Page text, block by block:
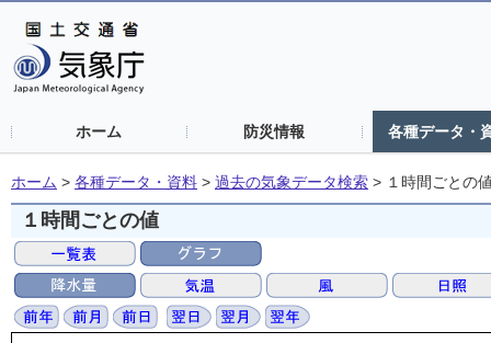
ホーム 防災情報 各種データ・
ホーム > 各種データ・資料 > 過去の気象データ検索 > １時間ごとの
１時間ごとの値